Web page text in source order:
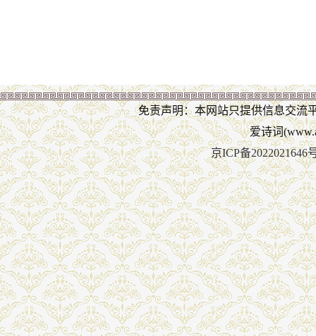
免责声明：本网站只提供信息交流
爱诗词
京ICP备2022021646